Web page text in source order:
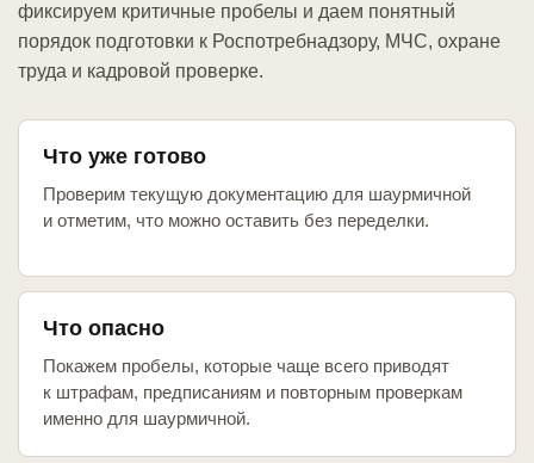
фиксируем критичные пробелы и даем понятный
порядок подготовки к Роспотребнадзору, МЧС, охране
труда и кадровой проверке.
Что уже готово
Проверим текущую документацию для шаурмичной
и отметим, что можно оставить без переделки.
Что опасно
Покажем пробелы, которые чаще всего приводят
к штрафам, предписаниям и повторным проверкам
именно для шаурмичной.